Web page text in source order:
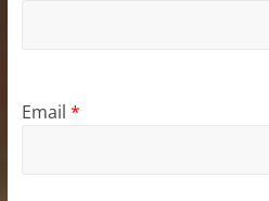
Email *